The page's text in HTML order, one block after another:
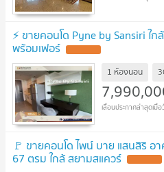
⚡ ขายคอนโด Pyne by Sansiri ใ
พร้อมเฟอร์
1 ห้องนอน
🚩 ขายคอนโด ไพน์ บาย แสนสิริ
67 ตรม ใกล้ สยามสแควร์